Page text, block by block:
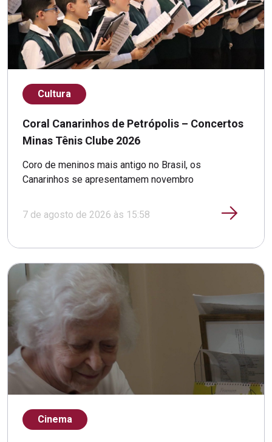
Cultura
Coral Canarinhos de Petrópolis – Concertos
Minas Tênis Clube 2026
Coro de meninos mais antigo no Brasil, os
Canarinhos se apresentamem novembro
7 de agosto de 2026 às 15:58
Cinema